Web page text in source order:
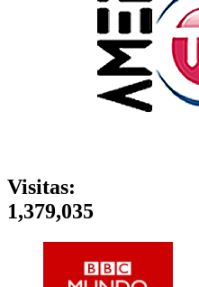
Visitas:
1,379,035